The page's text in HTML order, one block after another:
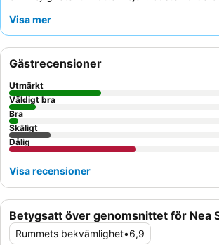
frukostbuffén
som många gäster tyckte var välkomnande
Visa mer
Betygsatt över genomsnittet för Nea
Rummets bekvämlighet•6,9
Gästrecensioner
Utmärkt
Väldigt bra
Bra
Skäligt
Dålig
Visa recensioner